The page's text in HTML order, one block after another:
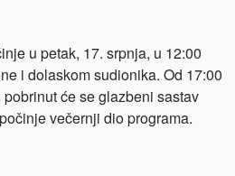
u petak, 17. srpnja, u 12:00
i dolaskom sudionika. Od 17:00
će se glazbeni sastav
večernji dio programa.